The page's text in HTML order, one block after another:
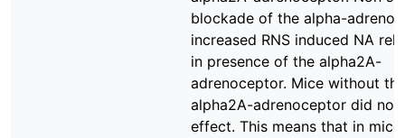
blockade of the alpha-
increased RNS induced NA
in presence of the alpha2A-
adrenoceptor. Mice without the
alpha2A-adrenoceptor did not
effect. This means that in